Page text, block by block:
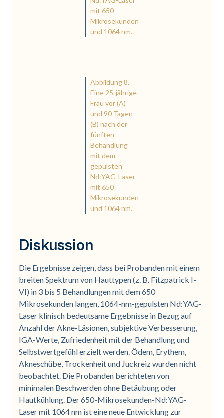
mit 650
Mikrosekunden
und 1064 nm.
Abbildung 8.
Eine 25-jährige
Frau vor (A)
und 90 Tagen
(B) nach der
fünften
Behandlung
mit dem
gepulsten
Nd:YAG-Laser
mit 650
Mikrosekunden
und 1064 nm.
Diskussion
Die Ergebnisse zeigen, dass bei Probanden mit einem
breiten Spektrum von Hauttypen (z. B. Fitzpatrick I-
VI) in 3 bis 5 Behandlungen mit dem 650
Mikrosekunden langen, 1064-nm-gepulsten Nd:YAG-
Laser klinisch bedeutsame Ergebnisse in Bezug auf
Anzahl der Akne-Läsionen, subjektive Verbesserung,
IGA-Werte, Zufriedenheit mit der Behandlung und
Selbstwertgefühl erzielt werden. Ödem, Erythem,
Akneschübe, Trockenheit und Juckreiz wurden nicht
beobachtet. Die Probanden berichteten von
minimalen Beschwerden ohne Betäubung oder
Hautkühlung. Der 650-Mikrosekunden-Nd:YAG-
Laser mit 1064 nm ist eine neue Entwicklung zur